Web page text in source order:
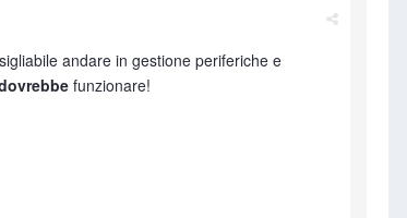
andare in gestione periferiche e
funzionare!